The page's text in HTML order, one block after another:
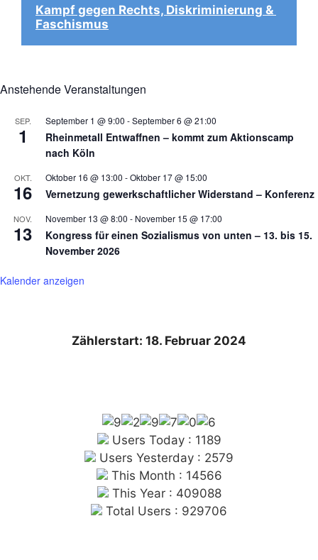
Kampf gegen Rechts, Diskriminierung &
Faschismus
Anstehende Veranstaltungen
SEP.
1
September 1 @ 9:00 -September 6 @ 21:00
Rheinmetall Entwaffnen – kommt zum Aktionscamp
nach Köln
OKT.
16
Oktober 16 @ 13:00 -Oktober 17 @ 15:00
Vernetzung gewerkschaftlicher Widerstand – Konferenz
NOV.
13
November 13 @ 8:00 - November 15 @ 17:00
Kongress für einen Sozialismus von unten – 13. bis 15.
November 2026
Kalender anzeigen
Zählerstart: 18. Februar 2024
Users Today : 1189
Users Yesterday : 2579
This Month : 14566
This Year : 409088
Total Users : 929706